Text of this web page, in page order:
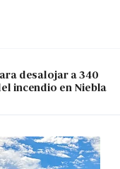
desalojar a 340
incendio en Niebla